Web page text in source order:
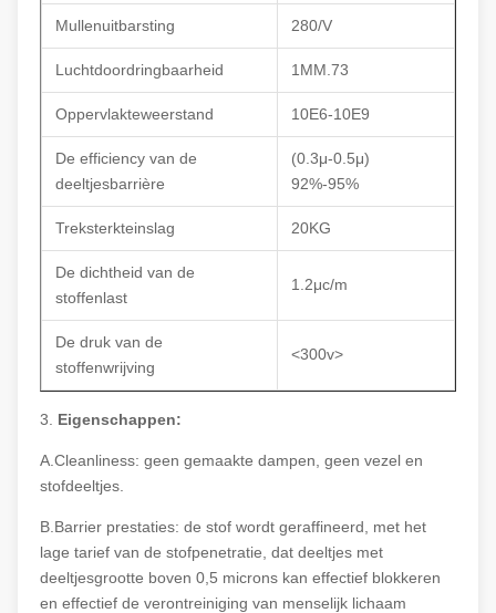
Mullenuitbarsting 280/V
Luchtdoordringbaarheid 1MM.73
Oppervlakteweerstand 10E6-10E9
De efficiency van de
deeltjesbarrière
(0.3μ-0.5μ)
92%-95%
Treksterkteinslag 20KG
De dichtheid van de
stoffenlast
1.2μc/m
De druk van de
stoffenwrijving
<300v>
3. Eigenschappen:
A.Cleanliness: geen gemaakte dampen, geen vezel en
stofdeeltjes.
B.Barrier prestaties: de stof wordt geraffineerd, met het
lage tarief van de stofpenetratie, dat deeltjes met
deeltjesgrootte boven 0,5 microns kan effectief blokkeren
en effectief de verontreiniging van menselijk lichaam